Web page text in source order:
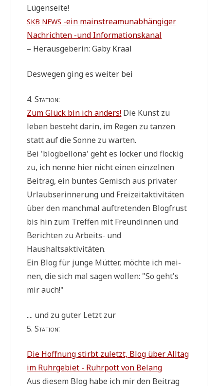
Lügenseite!
SKB NEWS -ein main­strea­m­un­ab­hän­gi­ger
Nach­rich­ten -und Informationskanal
– Her­aus­ge­be­rin: Gaby Kraal
Des­we­gen ging es wei­ter bei
4. Sta­ti­on:
Zum Glück bin ich anders! Die Kunst zu
leben besteht dar­in, im Regen zu tan­zen
statt auf die Son­ne zu warten.
Bei 'blog­bel­lo­na' geht es locker und flockig
zu, ich nen­ne hier nicht einen ein­zel­nen
Bei­trag, ein bun­tes Gemisch aus pri­va­ter
Urlaubs­er­in­ne­rung und Frei­zeit­ak­ti­vi­tä­ten
über den manch­mal auf­tre­ten­den Blog­frust
bis hin zum Tref­fen mit Freun­din­nen und
Berich­ten zu Arbeits- und
Haushaltsaktivitäten.
Ein Blog für jun­ge Müt­ter, möch­te ich mei­
nen, die sich mal sagen wol­len: "So geht's
mir auch!"
.... und zu guter Letzt zur
5. Sta­ti­on:
Die Hoff­nung stirbt zuletzt, Blog über All­tag
im Ruhr­ge­biet - Ruhr­pott von Belang
Aus die­sem Blog habe ich mir den Bei­trag